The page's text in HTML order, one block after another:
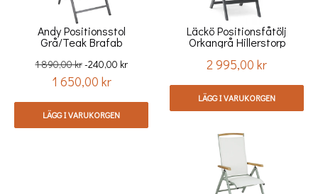
Andy Positionsstol
Grå/teak Brafab
Ord.
1 890,00 kr-240,00 kr
Pris
1 650,00 kr
LÄGG I VARUKORGEN
Läckö Positionsfåtölj
Orkangrå Hillerstorp
Pris
2 995,00 kr
LÄGG I VARUKORGEN